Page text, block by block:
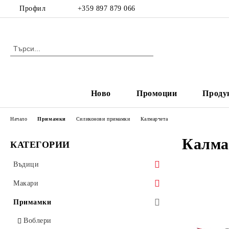
Профил +359 897 879 066
Ново Промоции
КАТЕГОРИИ
Въдици
Спининг
Кастинг
Фидер
Макари
Макари с преден аванс
Макари със заден аванс
Примамки
Воблери
Начало Примамки Силиконови примамки Калмарчета